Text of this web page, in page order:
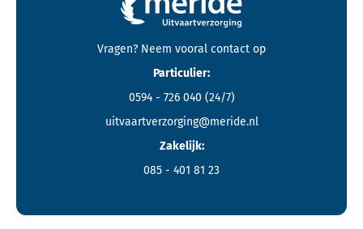
Contactgegevens en footer menu van Meride
Vragen? Neem vooral contact op
Particulier:
0594 - 726 040 (24/7)
uitvaartverzorging@meride.nl
Zakelijk:
085 - 401 81 23